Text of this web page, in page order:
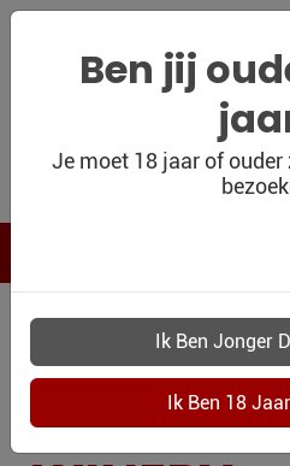
WIJNSHOP
WIJN BLOG
WIJN OUTLET
PERSOONLIJK-
WIJN-
KADOBON
Ben jij
Je moet 18 jaar of
WIJNHUIS